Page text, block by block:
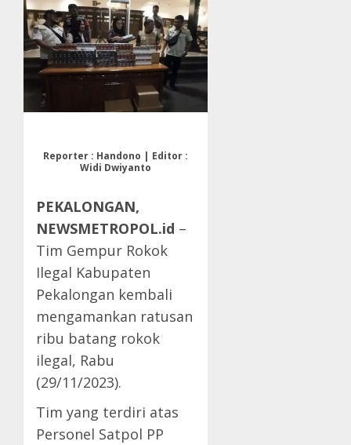
Reporter : Handono | Editor :
Widi Dwiyanto
PEKALONGAN,
NEWSMETROPOL.id –
Tim Gempur Rokok
Ilegal Kabupaten
Pekalongan kembali
mengamankan ratusan
ribu batang rokok
ilegal, Rabu
(29/11/2023).
Tim yang terdiri atas
Personel Satpol PP